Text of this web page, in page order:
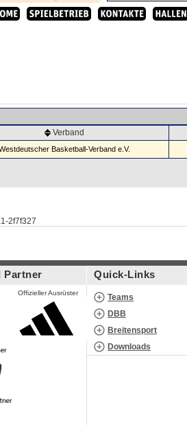
Verband
Basketball-Verband e.V.
2f7f327
Partner
Offizieller Ausrüster
Quick-Links
Teams
DBB
Breitensport
Downloads